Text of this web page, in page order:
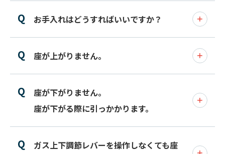
お手入れはどうすればいいですか？
座が上がりません。
座が下がりません。
座が下がる際に引っかかります。
ガス上下調節レバーを操作しなくても座